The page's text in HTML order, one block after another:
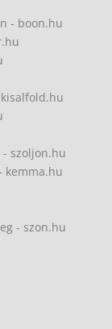
- boon.hu
- szoljon.hu
kemma.hu
- szon.hu